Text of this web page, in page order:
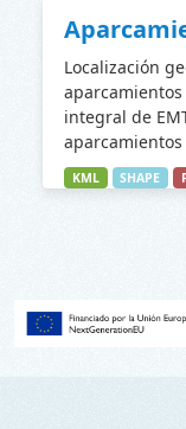
Localización
integral de
KML SHAPE